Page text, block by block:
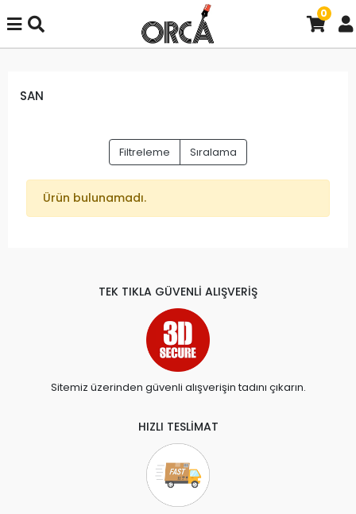
0
SAN
Filtreleme Sıralama
Ürün bulunamadı.
TEK TIKLA GÜVENLİ ALIŞVERİŞ
Sitemiz üzerinden güvenli alışverişin tadını çıkarın.
HIZLI TESLİMAT